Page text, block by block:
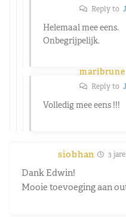
Reply to
Helemaal mee eens.
Onbegrijpelijk.
maribrune
Reply to
Volledig mee eens !!!
siobhan 3
Dank Edwin!
Mooie toevoeging aan